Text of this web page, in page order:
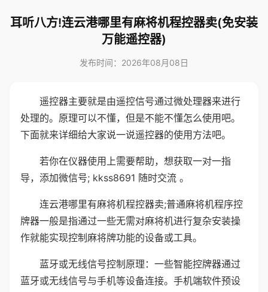
耳听八方!连云港哪里有麻将机程控器卖(免安装
万能遥控器)
发布时间：2026年08月08日
遥控器主要就是由遥控信号通过微处理器来进行
处理的。原理可以不懂，但是不能不懂怎么使用吧。
下面就来详细给大家说一说遥控器的使用方法吧。
若你在仪器使用上需要帮助，想获取一对一指
导，添加微信号; kkss8691 随时交流 。
连云港哪里有麻将机程控器卖;普通麻将机程序控
牌器一般是指通过一些无需对麻将机进行复杂安装操
作就能实现控制麻将牌功能的设备或工具。
蓝牙或无线信号控制原理：一些智能控牌器通过
蓝牙或无线信号与手机等设备连接。手机端软件预设